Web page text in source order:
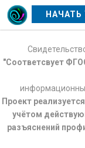
НАЧАТЬ
"Соответсвует
Проект
учётом
разъяснений